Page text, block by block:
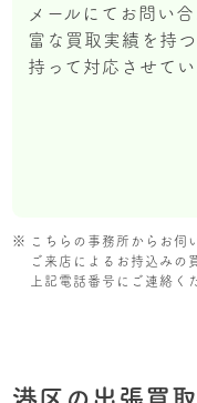
メールにてお問い
富な買取実績を持
持って対応させてい
こちらの事務所からお伺
ご来店によるお持込みの
上記電話番号にご連絡く